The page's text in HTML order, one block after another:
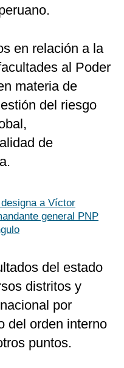
en relación a la
al Poder
materia de
del riesgo
de
a Víctor
general PNP
del estado
distritos y
por
del orden interno
puntos.